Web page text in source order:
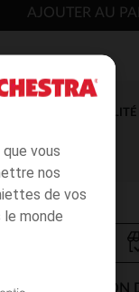
vous
nos
de vos
monde
AJOUTER AU
DE LIVRAISON